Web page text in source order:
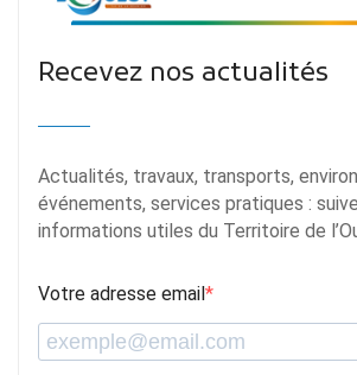
Recevez nos actualités
Actualités, travaux, transports,
événements, services pratiques :
informations utiles du Territoire de
Votre adresse email